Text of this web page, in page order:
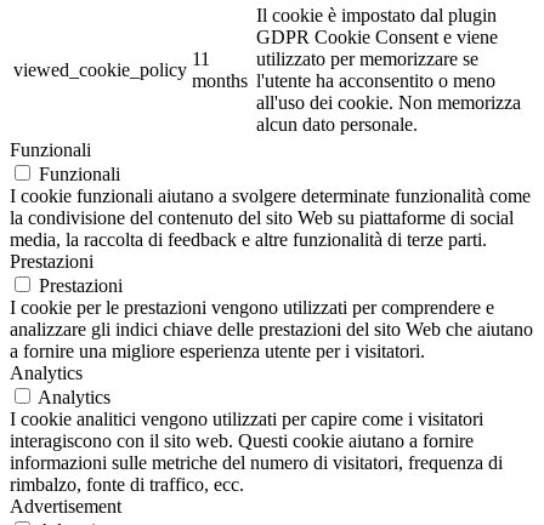
viewed_cookie_policy
11
months
Il cookie è impostato dal plugin
GDPR Cookie Consent e viene
utilizzato per memorizzare se
l'utente ha acconsentito o meno
all'uso dei cookie. Non memorizza
alcun dato personale.
Funzionali
Funzionali
I cookie funzionali aiutano a svolgere determinate funzionalità come
la condivisione del contenuto del sito Web su piattaforme di social
media, la raccolta di feedback e altre funzionalità di terze parti.
Prestazioni
Prestazioni
I cookie per le prestazioni vengono utilizzati per comprendere e
analizzare gli indici chiave delle prestazioni del sito Web che aiutano
a fornire una migliore esperienza utente per i visitatori.
Analytics
Analytics
I cookie analitici vengono utilizzati per capire come i visitatori
interagiscono con il sito web. Questi cookie aiutano a fornire
informazioni sulle metriche del numero di visitatori, frequenza di
rimbalzo, fonte di traffico, ecc.
Advertisement